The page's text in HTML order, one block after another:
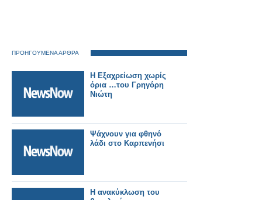
ΠΡΟΗΓΟΥΜΕΝΑ ΑΡΘΡΑ
Η Εξαχρείωση χωρίς
όρια …του Γρηγόρη
Νιώτη
Ψάχνουν για φθηνό
λάδι στο Καρπενήσι
Η ανακύκλωση του